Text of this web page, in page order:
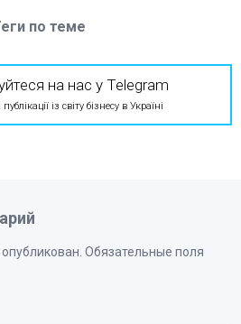
по теме
на нас у Telegram
із світу бізнесу в Україні
Обязательные поля